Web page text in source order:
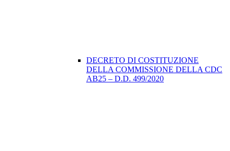
DECRETO DI COSTITUZIONE
DELLA COMMISSIONE DELLA CDC
AB25 – D.D. 499/2020